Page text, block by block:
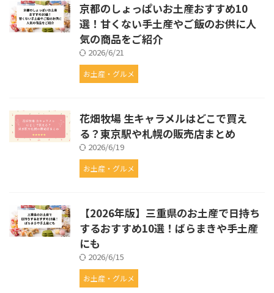
京都のしょっぱいお土産おすすめ10
選！甘くない手土産やご飯のお供に人
気の商品をご紹介
2026/6/21
お土産・グルメ
花畑牧場 生キャラメルはどこで買え
る？東京駅や札幌の販売店まとめ
2026/6/19
お土産・グルメ
【2026年版】三重県のお土産で日持ち
するおすすめ10選！ばらまきや手土産
にも
2026/6/15
お土産・グルメ